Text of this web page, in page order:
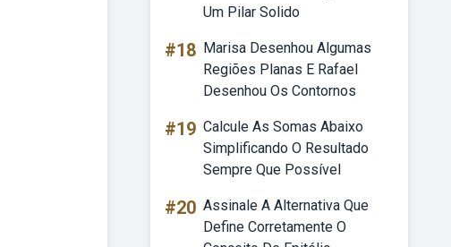
Um Pilar Solido
#18 Marisa Desenhou Algumas
Regiões Planas E Rafael
Desenhou Os Contornos
#19 Calcule As Somas Abaixo
Simplificando O Resultado
Sempre Que Possível
#20 Assinale A Alternativa Que
Define Corretamente O